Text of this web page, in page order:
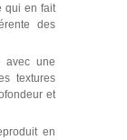
qui en fait
des
avec une
textures
et
en